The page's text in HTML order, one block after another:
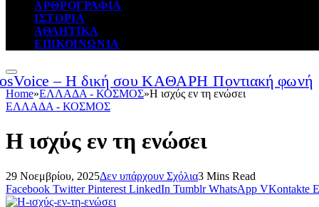
ΑΡΘΡΟΓΡΑΦΙΑ
ΙΣΤΟΡΙΑ
ΑΘΛΗΤΙΚΑ
ΕΠΙΚΟΙΝΩΝΙΑ
Home»ΕΛΛΑΔΑ - ΚΟΣΜΟΣ»Η ισχύς εν τη ενώσει
ΕΛΛΑΔΑ - ΚΟΣΜΟΣ
Η ισχύς εν τη ενώσει
29 Νοεμβρίου, 2025Δεν υπάρχουν Σχόλια3 Mins Read
Facebook Twitter Pinterest LinkedIn Tumblr WhatsApp VKontakte